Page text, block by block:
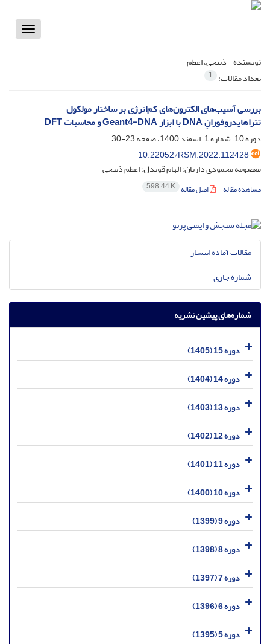
Toggle
نویسنده =ذبیحی، اعظم
تعداد مقالات: 1
بررسی آسیب‌های الکترون‌های کم‌انرژی بر ساختار مولکول
تتراهایدروفورانِ DNA با ابزار Geant4-DNA و محاسبات DFT
دوره 10، شماره 1، اسفند 1400، صفحه
23-30
10.22052/RSM.2022.112428
معصومه محمودی داریان؛ الهام قویدل؛ اعظم ذبیحی
مشاهده مقاله اصل مقاله 598.44 K
مقالات آماده انتشار
شماره جاری
شماره‌های پیشین نشریه
دوره 15 (1405)
دوره 14 (1404)
دوره 13 (1403)
دوره 12 (1402)
دوره 11 (1401)
دوره 10 (1400)
دوره 9 (1399)
دوره 8 (1398)
دوره 7 (1397)
دوره 6 (1396)
دوره 5 (1395)